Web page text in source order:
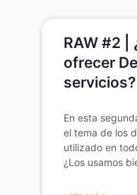
RAW #2 |
ofrecer
servicios?
En esta
el tema de los
utilizado en
¿Los usamos